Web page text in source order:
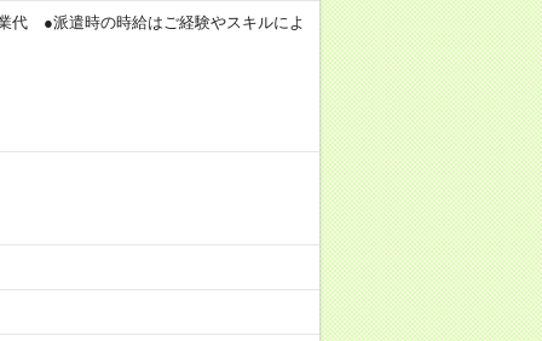
代 ●派遣時の時給はご経験やスキルによ